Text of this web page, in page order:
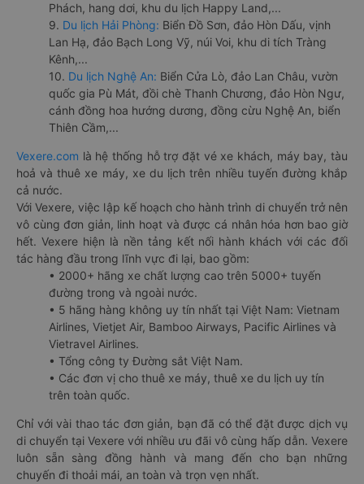
Phách, hang dơi, khu du lịch Happy Land,...
9. Du lịch Hải Phòng: Biển Đồ Sơn, đảo Hòn Dấu, vịnh
Lan Hạ, đảo Bạch Long Vỹ, núi Voi, khu di tích Tràng
Kênh,...
10. Du lịch Nghệ An: Biển Cửa Lò, đảo Lan Châu, vườn
quốc gia Pù Mát, đồi chè Thanh Chương, đảo Hòn Ngư,
cánh đồng hoa hướng dương, đồng cừu Nghệ An, biển
Thiên Cầm,...
Vexere.com là hệ thống hỗ trợ đặt vé xe khách, máy bay, tàu
hoả và thuê xe máy, xe du lịch trên nhiều tuyến đường khắp
cả nước.
Với Vexere, việc lập kế hoạch cho hành trình di chuyển trở nên
vô cùng đơn giản, linh hoạt và được cá nhân hóa hơn bao giờ
hết. Vexere hiện là nền tảng kết nối hành khách với các đối
tác hàng đầu trong lĩnh vực đi lại, bao gồm:
• 2000+ hãng xe chất lượng cao trên 5000+ tuyến
đường trong và ngoài nước.
• 5 hãng hàng không uy tín nhất tại Việt Nam: Vietnam
Airlines, Vietjet Air, Bamboo Airways, Pacific Airlines và
Vietravel Airlines.
• Tổng công ty Đường sắt Việt Nam.
• Các đơn vị cho thuê xe máy, thuê xe du lịch uy tín
trên toàn quốc.
Chỉ với vài thao tác đơn giản, bạn đã có thể đặt được dịch vụ
di chuyển tại Vexere với nhiều ưu đãi vô cùng hấp dẫn. Vexere
luôn sẵn sàng đồng hành và mang đến cho bạn những
chuyến đi thoải mái, an toàn và trọn vẹn nhất.